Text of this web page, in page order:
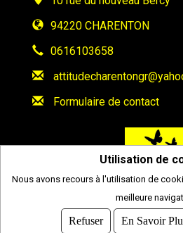
94220 CHARENTON
0616103658
Formulaire de contact
2026
© COMITI -
OPTIMISÉ POUR CHROME
Utilisation de
Nous avons recours à l'utilisation de
meilleure
Refuser En Savoir